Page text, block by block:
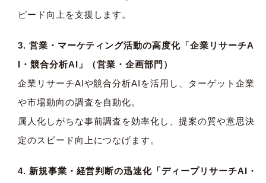
ピード向上を支援します。
3. 営業・マーケティング活動の高度化「企業リサーチA
I・競合分析AI」（営業・企画部門）
企業リサーチAIや競合分析AIを活用し、ターゲット企業
や市場動向の調査を自動化。
属人化しがちな事前調査を効率化し、提案の質や意思決
定のスピード向上につなげます。
4. 新規事業・経営判断の迅速化「ディープリサーチAI・